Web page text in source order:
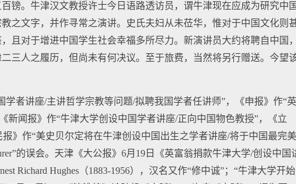
镑。牛津汉文教授许士今日语路透访员，谓牛津现在应成为研究中国
之文字，并作寻常之演讲。史氏夫妇从未莅华，惟对于中国文化则
且对于增进中国学生社会幸福多所尽力。新演讲员大约将聘自中国，
三人之履历，但尚未有何决议。至于旅费，当然将另行赠送。今望
者讲座/主讲哲学宗教等问题/拟聘我国学者任讲师”，《申报》作“英
闻报》作“牛津大学创设中国学者讲座/正向中国物色教授”，《立
》作“美史贝尔定将在牛津创设中国出生之学者讲座/将于中国最完美
的误会。天津《大公报》6月19日《英富翁捐款牛津大学/创设中国
Richard Hughes（1883-1956），汉名又作“修中诚”；“牛津大学开始